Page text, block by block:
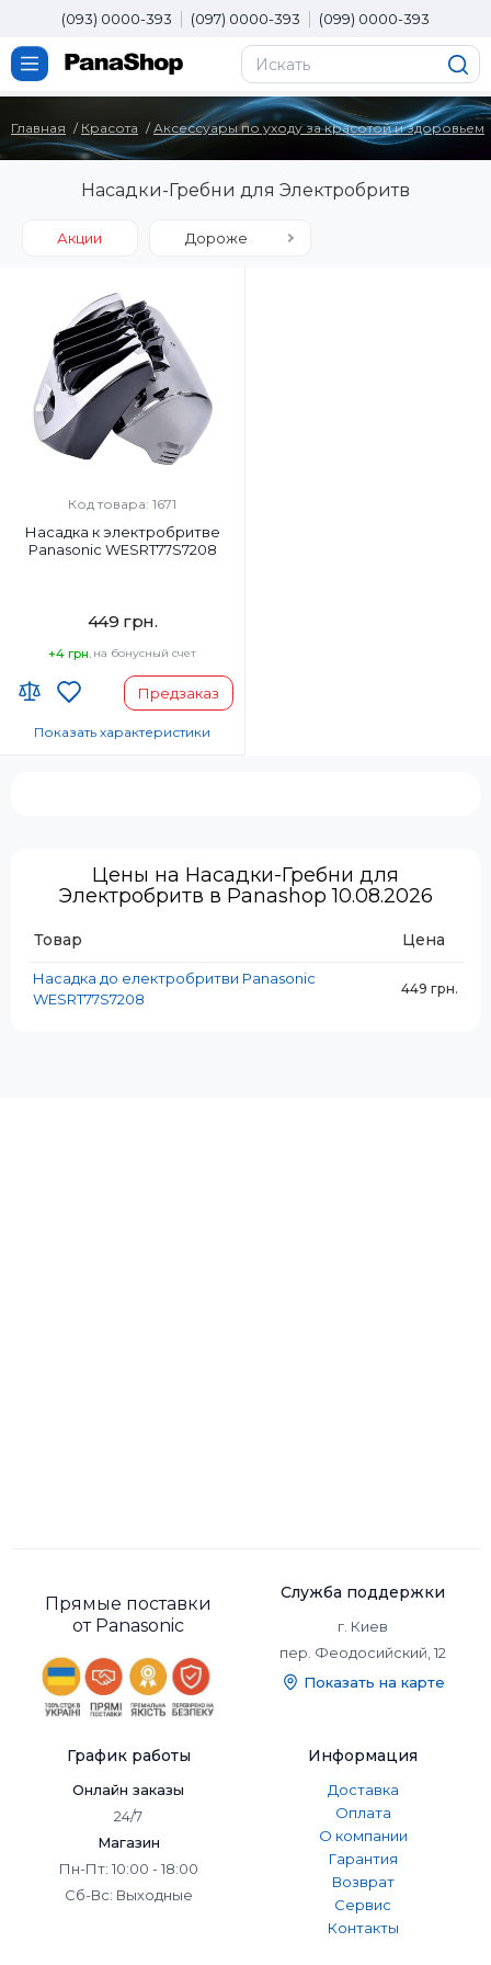
(093) 0000-393 (097) 0000-393 (099) 0000-393
Главная Красота Аксессуары по уходу за красотой и здоровьем
Насадки-Гребни для Электробритв
Акции Дороже
Код товара: 1671
Насадка к электробритве
Panasonic WESRT77S7208
449 грн.
+4 грн. на бонусный счет
Предзаказ
Страна-производитель товара:
Малайзия
Япония
Показать характеристики
Цены на Насадки-Гребни для
Электробритв в Panashop 10.08.2026
Товар Цена
Насадка до електробритви Panasonic
WESRT77S7208
449 грн.
Прямые поставки
от Panasonic
Служба поддержки
г. Киев
пер. Феодосийский, 12
Показать на карте
График работы
Онлайн заказы
24/7
Магазин
Пн-Пт: 10:00 - 18:00
Сб-Вс: Выходные
Информация
Доставка
Оплата
О компании
Гарантия
Возврат
Сервис
Контакты